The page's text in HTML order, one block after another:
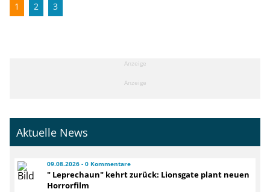
1 2 3
Anzeige
Anzeige
Aktuelle News
09.08.2026 - 0 Kommentare
" Leprechaun" kehrt zurück: Lionsgate plant neuen
Horrorfilm